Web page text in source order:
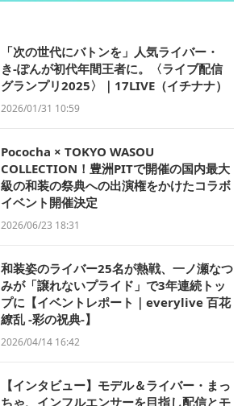
「次の世代にバトンを」人気ライバー・
き-ぽんが初代年間王者に。〈ライブ配信
グランプリ2025〉｜17LIVE（イチナナ）
2026/01/31 10:59
Pococha × TOKYO WASOU
COLLECTION！豊洲PITで開催の国内最大
級の和装の祭典への出演権をかけたコラボ
イベント開催決定
2026/06/23 18:31
和装姿のライバー25名が熱戦、一ノ瀬なつ
みが「譲れないプライド」で3年連続トッ
プに【イベントレポート｜everylive 百花
繚乱 -彩の祝典-】
2026/04/14 16:42
【インタビュー】モデル＆ライバー・まっ
ちゃ、インフルエンサーを目指し配信とモ